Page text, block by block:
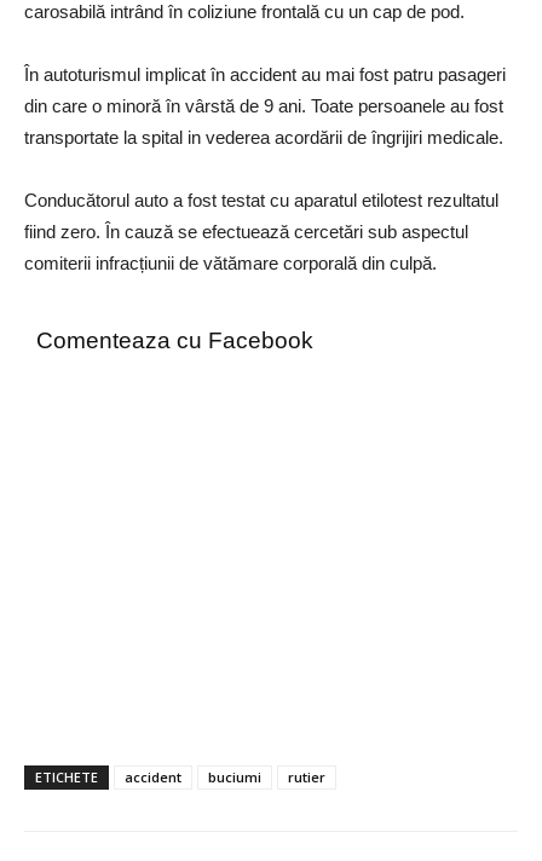
carosabilă intrând în coliziune frontală cu un cap de pod.
În autoturismul implicat în accident au mai fost patru pasageri
din care o minoră în vârstă de 9 ani. Toate persoanele au fost
transportate la spital in vederea acordării de îngrijiri medicale.
Conducătorul auto a fost testat cu aparatul etilotest rezultatul
fiind zero. În cauză se efectuează cercetări sub aspectul
comiterii infracțiunii de vătămare corporală din culpă.
Comenteaza cu Facebook
ETICHETE accident buciumi rutier